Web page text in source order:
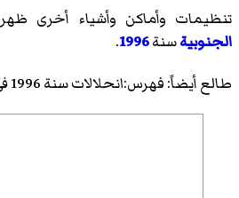
تنظيمات وأماكن وأشياء أخرى
الجنوبيةسنة1996
.
طالع أيضاً:فهرس:انحلالات سنة 1996 في كوريا الجنوبية